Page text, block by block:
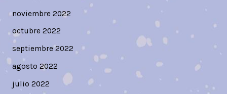
noviembre 2022
octubre 2022
septiembre 2022
agosto 2022
julio 2022